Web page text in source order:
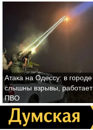
Атака на Одессу: в городе
слышны взрывы, работает
ПВО